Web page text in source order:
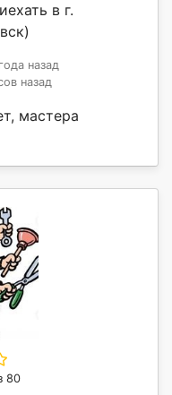
в г.
назад
назад
мастера
80